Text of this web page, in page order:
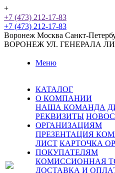
+
+7 (473) 212-17-83
+7 (473) 212-17-83
Воронеж Москва Санкт-
ВОРОНЕЖ УЛ. ГЕНЕРАЛА
Меню
КАТАЛОГ
О КОМПАНИИ
НАША КОМАНДА
РЕКВИЗИТЫ
ОРГАНИЗАЦИЯМ
ПРЕЗЕНТАЦИЯ
ЛИСТ КАРТОЧКА
ПОКУПАТЕЛЯМ
КОМИССИОННАЯ
ДОСТАВКА И